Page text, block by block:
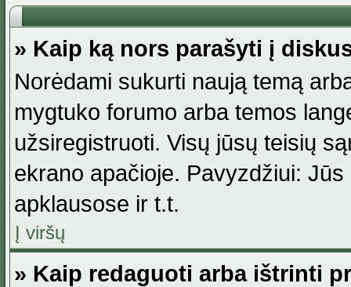
» Kaip ką nors parašyti į
Norėdami sukurti naują temą
mygtuko forumo arba temos
užsiregistruoti. Visų jūsų teisių
ekrano apačioje. Pavyzdžiui:
apklausose ir t.t.
Į viršų
» Kaip redaguoti arba ištrinti